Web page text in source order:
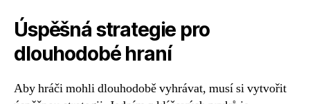
Úspěšná strategie pro
dlouhodobé hraní
Aby hráči mohli dlouhodobě vyhrávat, musí si vytvořit